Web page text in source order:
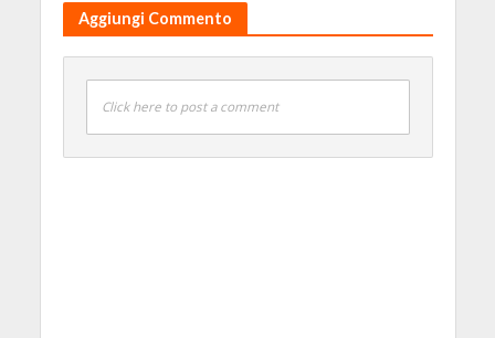
Aggiungi Commento
Click here to post a comment